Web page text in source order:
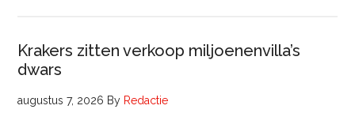
Krakers zitten verkoop miljoenenvilla’s
dwars
augustus 7, 2026 By Redactie